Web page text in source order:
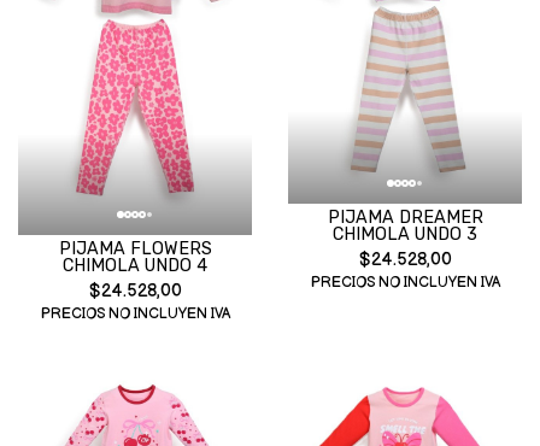
PIJAMA FLOWERS
CHIMOLA UNDO 4
$24.528,00
PRECIOS NO INCLUYEN IVA
PIJAMA DREAMER
CHIMOLA UNDO 3
$24.528,00
PRECIOS NO INCLUYEN IVA